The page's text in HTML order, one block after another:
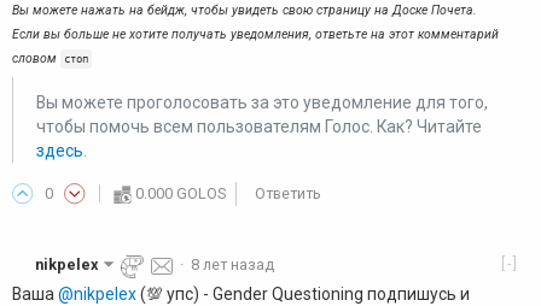
Вы можете нажать на бейдж, чтобы увидеть свою страницу на Доске Почета.
Если вы больше не хотите получать уведомления, ответьте на этот комментарий
словом
стоп
Вы можете проголосовать за это уведомление для того,
чтобы помочь всем пользователям Голос. Как? Читайте
здесь
0 0.000 GOLOS Ответить
[-]
nikpelex · 8 лет назад
Ваша@nikpelex(💯 упс) - Gender Questioning подпишусь и